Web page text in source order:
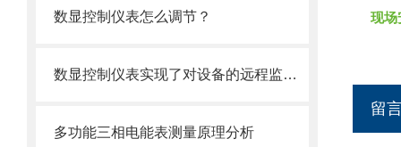
数显控制仪表怎么调节？
数显控制仪表实现了对设备的远程监测和数据管理等功能
多功能三相电能表测量原理分析
现场
留